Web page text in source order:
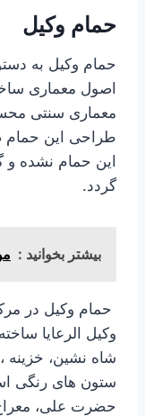
حمام وکیل
حمام وکیل به
اصول معماری
معماری سنتی
طراحی این حمام
این حمام نشده و
گردد.
بیشتر بخوانید :
حمام وکیل در
وکیل الرعایا
شاه نشین،
ستون های رنگی
حضرت علی، معراج